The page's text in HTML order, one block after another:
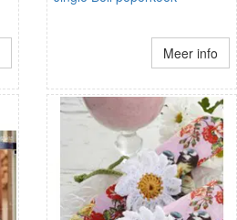
Meer info